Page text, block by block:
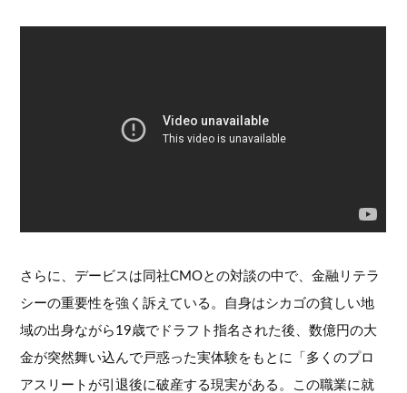
さらに、デービスは同社CMOとの対談の中で、金融リテラ
シーの重要性を強く訴えている。自身はシカゴの貧しい地
域の出身ながら19歳でドラフト指名された後、数億円の大
金が突然舞い込んで戸惑った実体験をもとに「多くのプロ
アスリートが引退後に破産する現実がある。この職業に就